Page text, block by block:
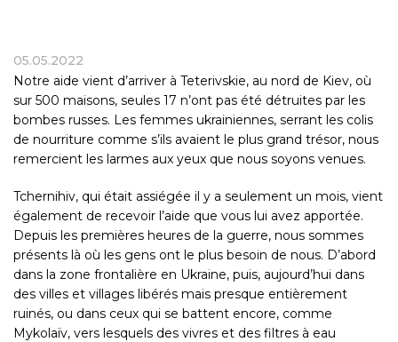
05.05.2022
Notre aide vient d’arriver à Teterivskie, au nord de Kiev, où
sur 500 maisons, seules 17 n’ont pas été détruites par les
bombes russes. Les femmes ukrainiennes, serrant les colis
de nourriture comme s’ils avaient le plus grand trésor, nous
remercient les larmes aux yeux que nous soyons venues.
Tchernihiv, qui était assiégée il y a seulement un mois, vient
également de recevoir l’aide que vous lui avez apportée.
Depuis les premières heures de la guerre, nous sommes
présents là où les gens ont le plus besoin de nous. D’abord
dans la zone frontalière en Ukraine, puis, aujourd’hui dans
des villes et villages libérés mais presque entièrement
ruinés, ou dans ceux qui se battent encore, comme
Mykolaïv, vers lesquels des vivres et des filtres à eau